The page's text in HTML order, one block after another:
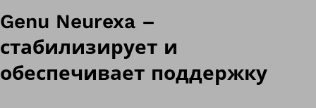
Genu Neurexa –
стабилизирует и
обеспечивает поддержку